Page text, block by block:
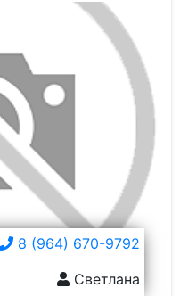
8 (964) 670-9792
Светлана